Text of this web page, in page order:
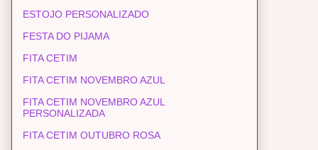
ESTOJO PERSONALIZADO
FESTA DO PIJAMA
FITA CETIM
FITA CETIM NOVEMBRO AZUL
FITA CETIM NOVEMBRO AZUL
PERSONALIZADA
FITA CETIM OUTUBRO ROSA